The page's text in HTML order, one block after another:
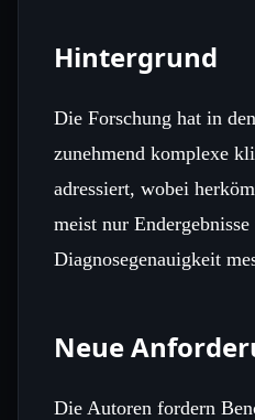
Hintergrund
Die Forschung hat in
zunehmend komplexe
adressiert, wobei
meist nur
Diagnosegenauigkeit
Neue
Die Autoren fordern